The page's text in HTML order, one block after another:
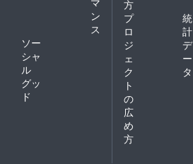
ン
ス
ソー
シャ
ル
グッ
ド
方
プ
ロ
ジ
ェ
ク
ト
の
広
め
方
統
計
デ
ー
タ